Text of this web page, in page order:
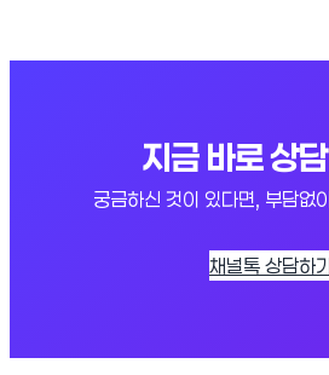
지금 바로 상
궁금하신 것이 있다면, 부담없
채널톡 상담하